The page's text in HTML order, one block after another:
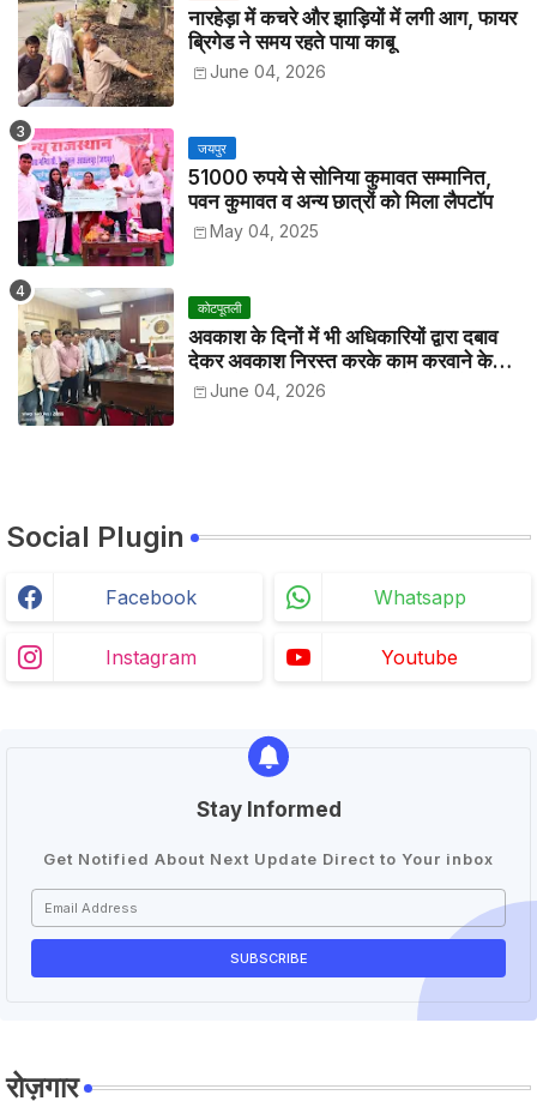
नारहेड़ा में कचरे और झाड़ियों में लगी आग, फायर
ब्रिगेड ने समय रहते पाया काबू
June 04, 2026
जयपुर
51000 रुपये से सोनिया कुमावत सम्मानित,
पवन कुमावत व अन्य छात्रों को मिला लैपटॉप
May 04, 2025
कोटपूतली
अवकाश के दिनों में भी अधिकारियों द्वारा दबाव
देकर अवकाश निरस्त करके काम करवाने के
विरोध में कर्मचारियों ने जिला कलेक्टर को सीएस
June 04, 2026
Social Plugin
Facebook Whatsapp
Instagram Youtube
Stay Informed
Get Notified About Next Update Direct to Your inbox
रोज़गार